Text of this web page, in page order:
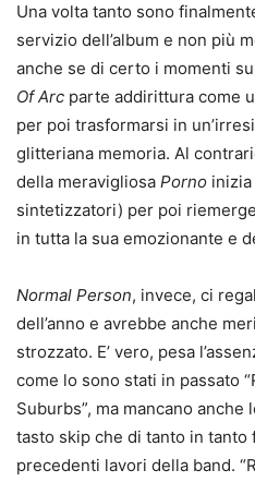
Una volta tanto sono
servizio dell’album e non più
anche se di certo i momenti
Of Arc parte addirittura come
per poi trasformarsi in
glitteriana memoria. Al
della meravigliosa Porno
sintetizzatori) per poi
in tutta la sua emozionante e
Normal Person, invece, ci
dell’anno e avrebbe anche
strozzato. E’ vero, pesa
come lo sono stati in passato
Suburbs”, ma mancano
tasto skip che di tanto in tanto
precedenti lavori della band.